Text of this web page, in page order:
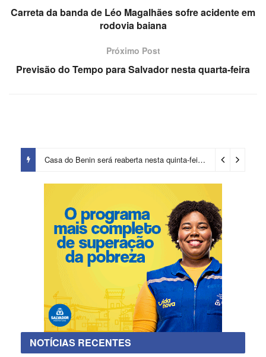
Carreta da banda de Léo Magalhães sofre acidente em
rodovia baiana
Próximo Post
Previsão do Tempo para Salvador nesta quarta-feira
Casa do Benin será reaberta nesta quinta-feira (6) 3 dias ago
NOTÍCIAS RECENTES